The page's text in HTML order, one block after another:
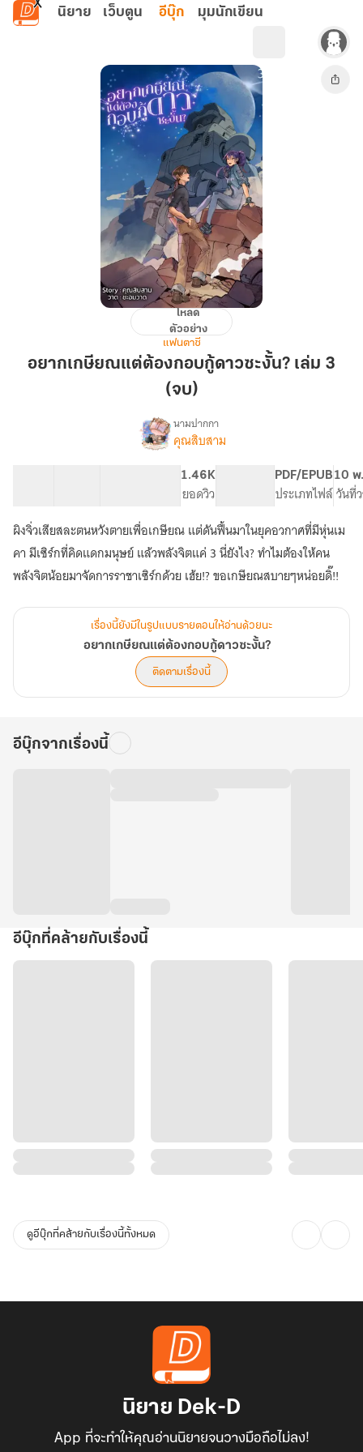
ข้ามไปยังเนื้อหาหลัก
นิยาย เว็บตูน อีบุ๊ก มุมนักเขียน
อยาก
เกษียณ
แต่
(จบ)
โหลด
ตัวอย่าง
แฟนตาซี
อยากเกษียณแต่ต้องกอบกู้ดาวซะงั้น? เล่ม 3
(จบ)
เรื่อง
เกษียณ
แต่
ต้อง
กอบ
กู้
ดาว
ซะ
งั้น?
นามปากกา
คุณสิบสาม
1.46K
ยอดวิว
PDF/EPUB
ประเภทไฟล์
10 พ
วันที่
ผิงจิ่วเสียสละตนหวังตายเพื่อเกษียณ แต่ดันฟื้นมาในยุคอวกาศที่มีหุ่นเม
คา มีเซิร์กที่คิดแดกมนุษย์ แล้วพลังจิตแค่ 3 นี่ยังไง? ทำไมต้องให้คน
พลังจิตน้อยมาจัดการราชาเซิร์กด้วย เฮ้ย!? ขอเกษียณสบายๆหน่อยดิ๊!!
เรื่องนี้ยังมีในรูปแบบรายตอนให้อ่านด้วยนะ
อยากเกษียณแต่ต้องกอบกู้ดาวซะงั้น?
ติดตามเรื่องนี้
อีบุ๊กจากเรื่องนี้
อีบุ๊กที่คล้ายกับเรื่องนี้
ดูอีบุ๊กที่คล้ายกับเรื่องนี้ทั้งหมด
นิยาย Dek-D
App ที่จะทำให้คุณอ่านนิยายจนวางมือถือไม่ลง!